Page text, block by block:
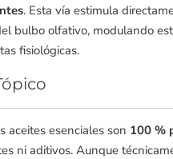
. Esta vía estimula
bulbo olfativo, modulando
fisiológicas.
aceites esenciales son 100 %
ni aditivos. Aunque